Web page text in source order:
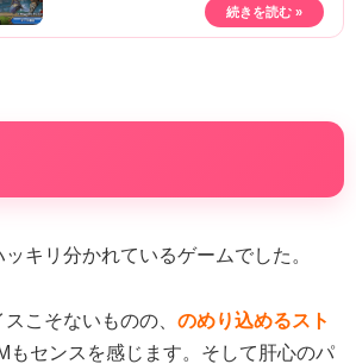
キリ分かれているゲームでした。
こそないものの、 のめり込めるスト
もセンスを感じます。そして肝心のパ